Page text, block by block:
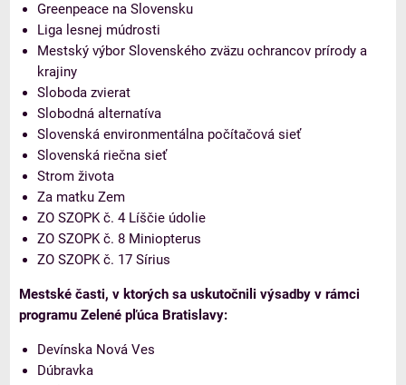
Greenpeace na Slovensku
Liga lesnej múdrosti
Mestský výbor Slovenského zväzu ochrancov prírody a
krajiny
Sloboda zvierat
Slobodná alternatíva
Slovenská environmentálna počítačová sieť
Slovenská riečna sieť
Strom života
Za matku Zem
ZO SZOPK č. 4 Líščie údolie
ZO SZOPK č. 8 Miniopterus
ZO SZOPK č. 17 Sírius
Mestské časti, v ktorých sa uskutočnili výsadby v rámci
programu Zelené pľúca Bratislavy:
Devínska Nová Ves
Dúbravka